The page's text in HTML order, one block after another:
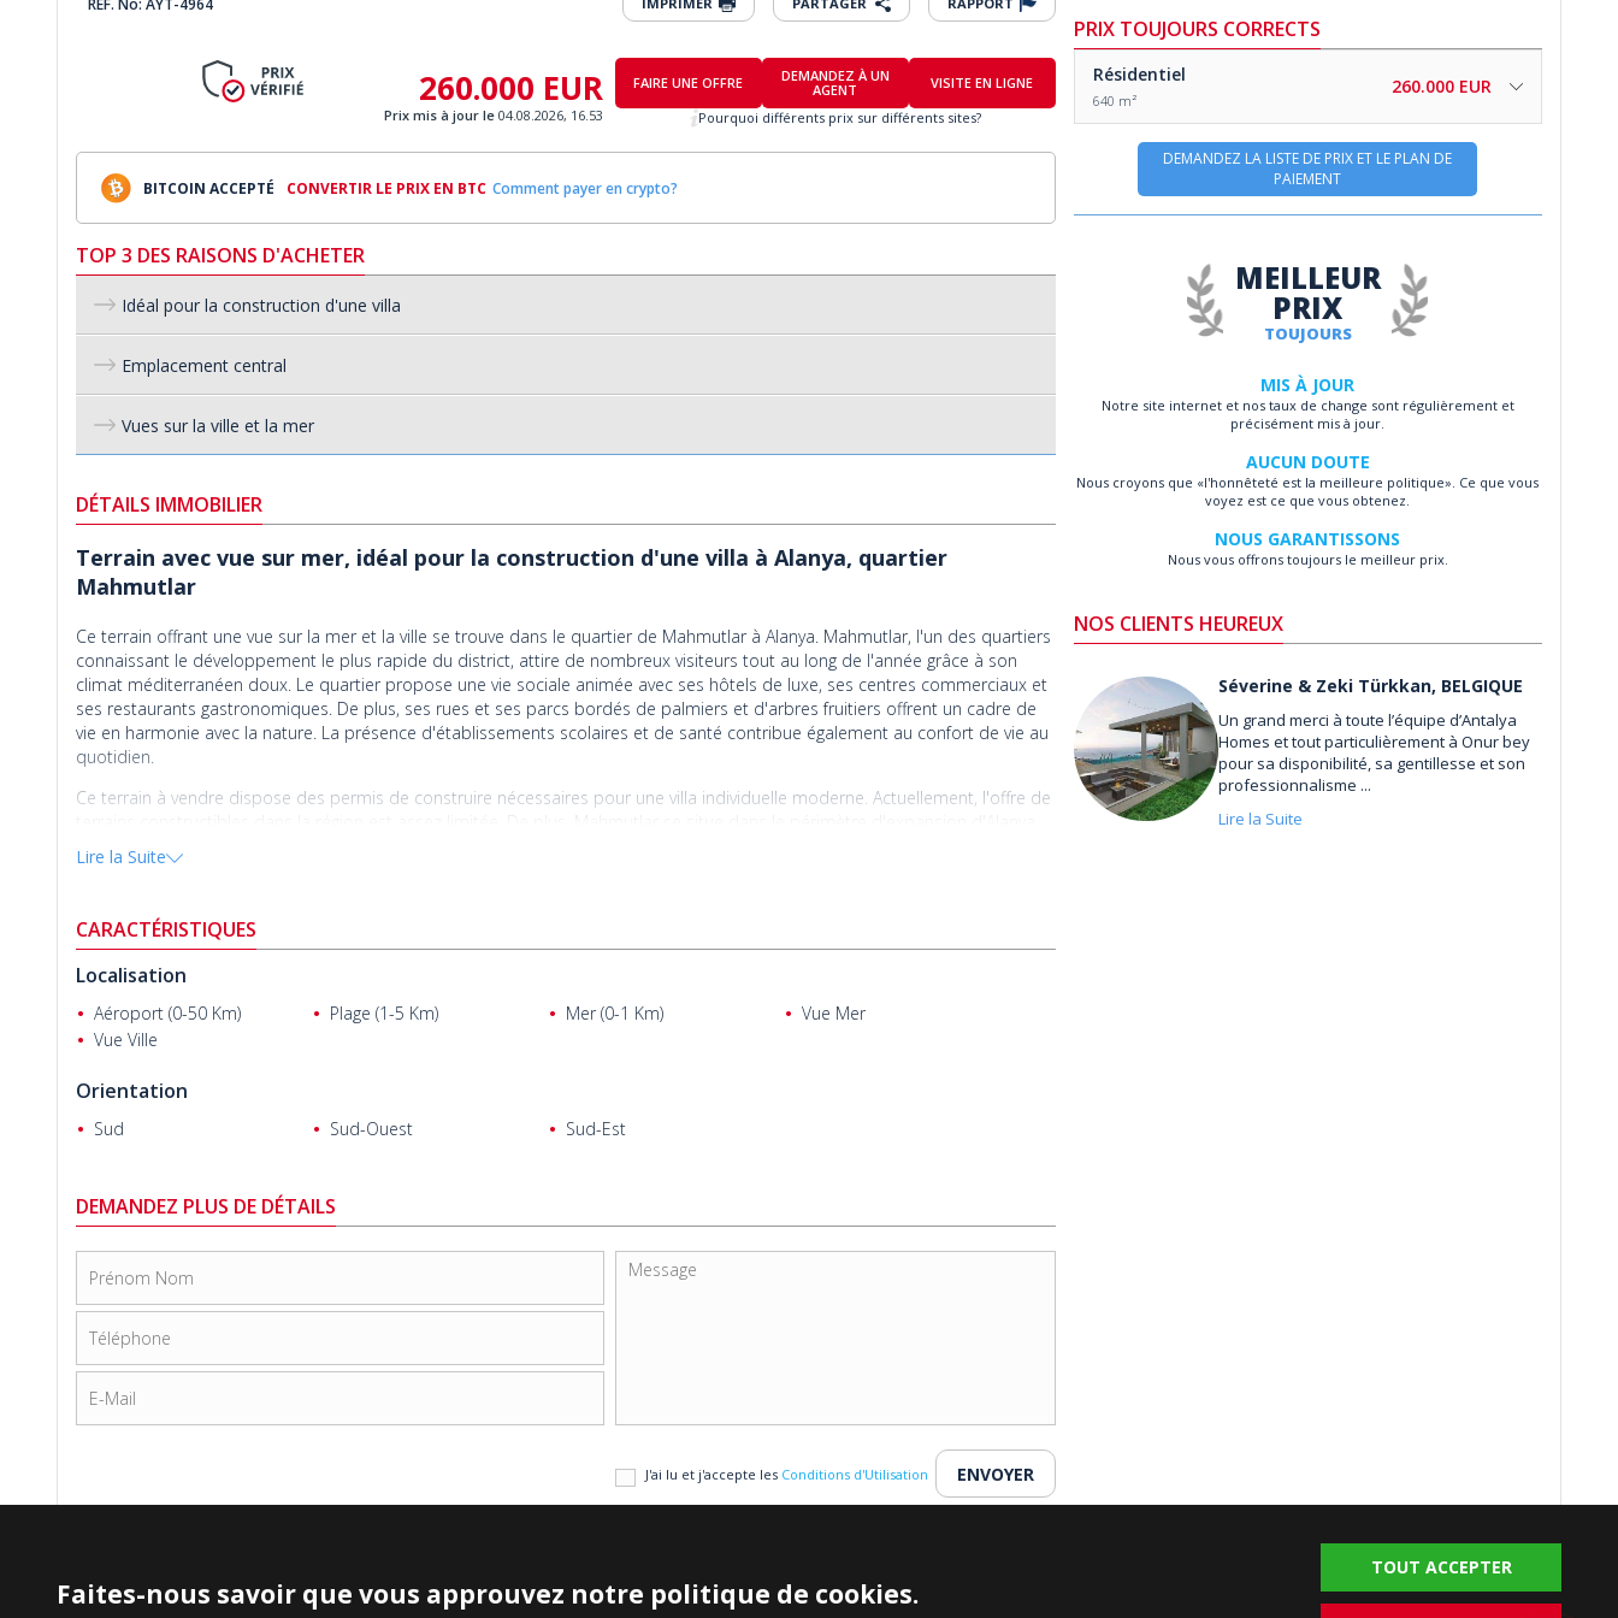
260.000 EUR
Prix mis à jour le 04.08.2026, 16.53
FAIRE UNE OFFRE
DEMANDEZ À UN
AGENT
VISITE EN LIGNE
Pourquoi différents prix sur différents sites?
BITCOIN ACCEPTÉ CONVERTIR LE PRIX EN BTC Comment payer en crypto?
PRIX TOUJOURS CORRECTS
Résidentiel
640 m²
260.000 EUR
DEMANDEZ LA LISTE DE PRIX ET LE PLAN DE
PAIEMENT
TOP 3 DES RAISONS D'ACHETER
Idéal pour la construction d'une villa
Emplacement central
Vues sur la ville et la mer
DÉTAILS IMMOBILIER
Terrain avec vue sur mer, idéal pour la construction d'une villa à Alanya, quartier
Mahmutlar
Ce terrain offrant une vue sur la mer et la ville se trouve dans le quartier de Mahmutlar à Alanya. Mahmutlar, l'un des quartiers
connaissant le développement le plus rapide du district, attire de nombreux visiteurs tout au long de l'année grâce à son
climat méditerranéen doux. Le quartier propose une vie sociale animée avec ses hôtels de luxe, ses centres commerciaux et
ses restaurants gastronomiques. De plus, ses rues et ses parcs bordés de palmiers et d'arbres fruitiers offrent un cadre de
vie en harmonie avec la nature. La présence d'établissements scolaires et de santé contribue également au confort de vie au
quotidien.
Ce terrain à vendre dispose des permis de construire nécessaires pour une villa individuelle moderne. Actuellement, l'offre de
ce qui lui confère une valeur d'investissement élevée. Grâce à ces facteurs, le terrain offre un fort potentiel de plus-value
rapide. En résumé, il représente une opportunité à ne pas manquer, tant pour les investisseurs que pour ceux qui souhaitent
Leterrain à vendre à Alanya
7 km et le centre-ville d'Alanya à 14 km. Enfin, l'aéroport de Gazipaşa est à seulement 28 km, facilitant ainsi les déplacements
internationaux.
Lire la Suite
CARACTÉRISTIQUES
Localisation
Aéroport (0-50 Km) Plage (1-5 Km) Mer (0-1 Km)
Vue Mer
Vue Ville
Orientation
Sud Sud-Ouest Sud-Est
TOUJOURS
MEILLEUR
PRIX
MIS À JOUR
Notre site internet et nos taux de change sont régulièrement et
précisément mis à jour.
AUCUN DOUTE
Nous croyons que «l'honnêteté est la meilleure politique». Ce que vous
voyez est ce que vous obtenez.
NOUS GARANTISSONS
Nous vous offrons toujours le meilleur prix.
NOS CLIENTS HEUREUX
Séverine & Zeki Türkkan
Séverine & Zeki Türkkan, BELGIQUE
Un grand merci à toute l’équipe d’Antalya
Homes et tout particulièrement à Onur bey
pour sa disponibilité, sa gentillesse et son
professionnalisme ...
Lire la Suite
DEMANDEZ PLUS DE DÉTAILS
J'ai lu et j'accepte les Conditions d'Utilisation
PAGES FAVORITES
Notices Légales & Avertissement
Politique de Confidentialité
Faites-nous savoir que vous approuvez notre politique de cookies.
TOUT ACCEPTER